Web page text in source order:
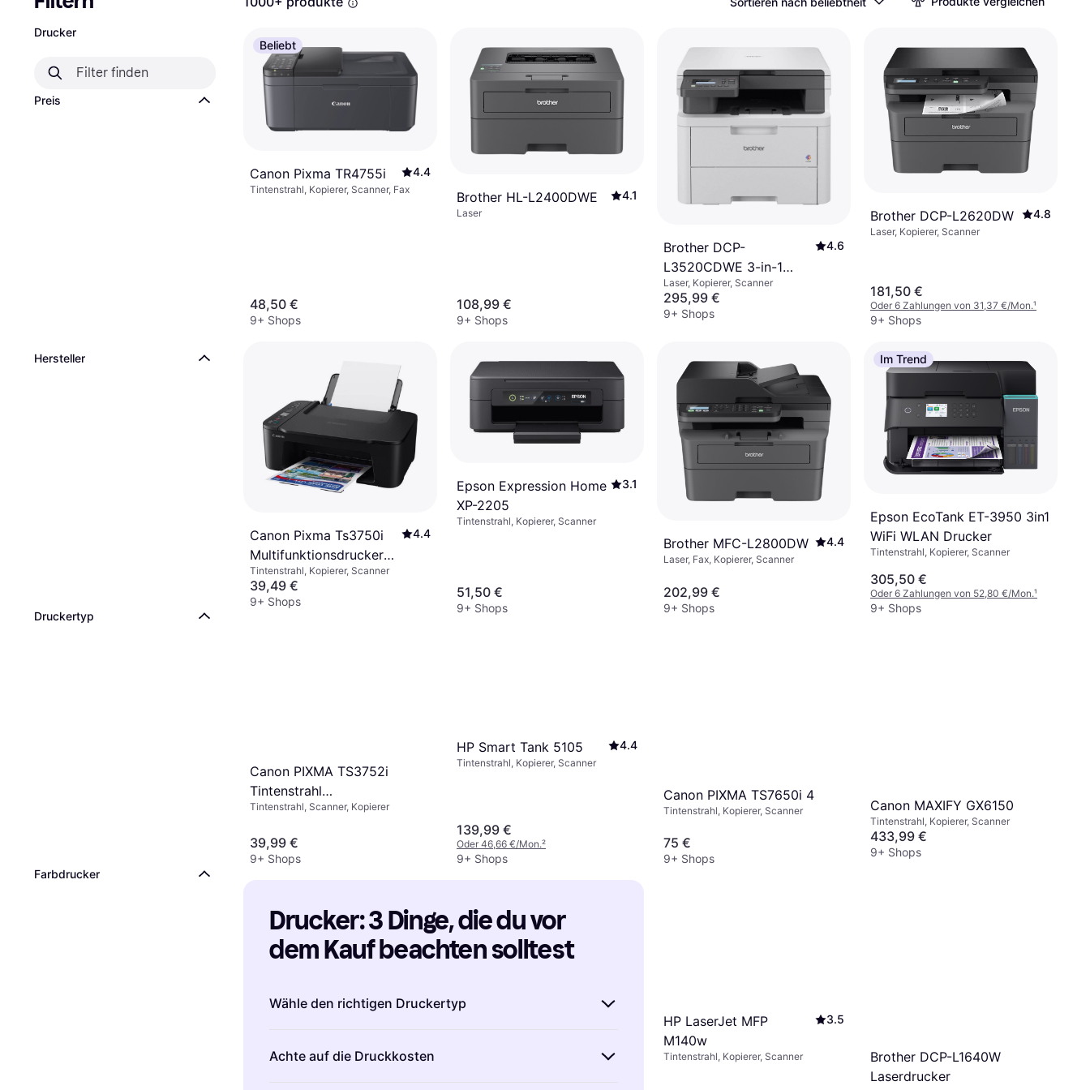
Drucker
Preis
Hersteller
Druckertyp
Farbdrucker
Beliebt
Canon Pixma TR4755i 4.4
Tintenstrahl, Kopierer, Scanner, Fax
48,50 €
9+ Shops
Brother HL-L2400DWE 4.1
Laser
108,99 €
9+ Shops
Brother DCP-
L3520CDWE 3-in-1
Multifunktionsdrucker
44,4 cm
4.6
Laser, Kopierer, Scanner
295,99 €
9+ Shops
Brother DCP-L2620DW 4.8
Laser, Kopierer, Scanner
181,50 €
Oder 6 Zahlungen von 31,37 €/Mon.¹
9+ Shops
Canon Pixma Ts3750i
Multifunktionsdrucker
A4
4.4
Tintenstrahl, Kopierer, Scanner
39,49 €
9+ Shops
Epson Expression Home
XP-2205
3.1
Tintenstrahl, Kopierer, Scanner
51,50 €
9+ Shops
Brother MFC-L2800DW 4.4
Laser, Fax, Kopierer, Scanner
202,99 €
9+ Shops
Im Trend
Epson EcoTank ET-3950 3in1
WiFi WLAN Drucker
Tintenstrahl, Kopierer, Scanner
305,50 €
Oder 6 Zahlungen von 52,80 €/Mon.¹
9+ Shops
Canon PIXMA TS3752i
Tintenstrahl
Multifunktionsdrucker
Tintenstrahl, Scanner, Kopierer
39,99 €
9+ Shops
HP Smart Tank 5105 4.4
Tintenstrahl, Kopierer, Scanner
139,99 €
Oder 46,66 €/Mon.²
9+ Shops
Canon PIXMA TS7650i 4
Tintenstrahl, Kopierer, Scanner
75 €
9+ Shops
Canon MAXIFY GX6150
Tintenstrahl, Kopierer, Scanner
433,99 €
9+ Shops
HP LaserJet MFP
M140w
3.5
Tintenstrahl, Kopierer, Scanner
Brother DCP-L1640W
Laserdrucker
Drucker: 3 Dinge, die du vor
dem Kauf beachten solltest
Wähle den richtigen Druckertyp
Art von Drucker am besten zu deinen Bedürfnissen
passt.Tintenstrahldruckersind ideal für den
Achte auf die Druckkosten